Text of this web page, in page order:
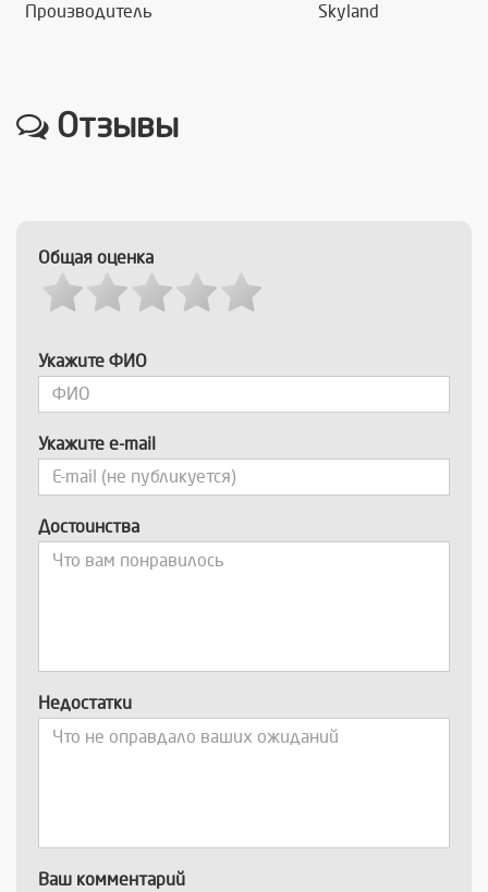
Производитель Skyland
Отзывы
Общая оценка
Укажите ФИО
Укажите e-mail
Достоинства
Недостатки
Ваш комментарий